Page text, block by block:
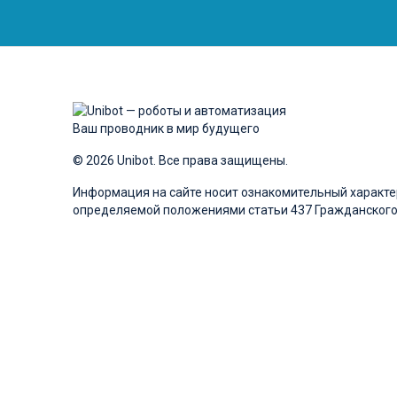
Ваш проводник в мир будущего
© 2026 Unibot. Все права защищены.
Информация на сайте носит ознакомительный
определяемой положениями статьи 437